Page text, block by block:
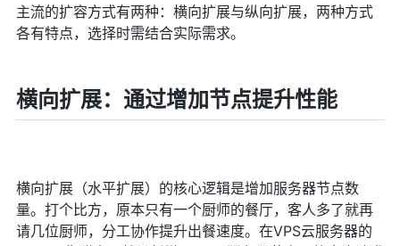
主流的扩容方式有两种：横向扩展与纵向扩展，两种方式
各有特点，选择时需结合实际需求。
横向扩展：通过增加节点提升性能
横向扩展（水平扩展）的核心逻辑是增加服务器节点数
量。打个比方，原本只有一个厨师的餐厅，客人多了就再
请几位厨师，分工协作提升出餐速度。在VPS云服务器的